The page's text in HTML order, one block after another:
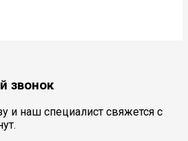
звонок
и наш специалист свяжется с